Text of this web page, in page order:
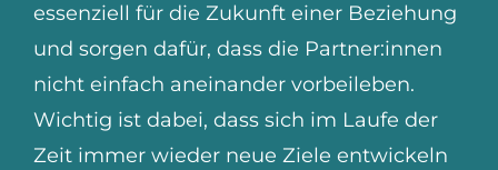
essenziell für die Zukunft einer Beziehung
und sorgen dafür, dass die Partner:innen
nicht einfach aneinander vorbeileben.
Wichtig ist dabei, dass sich im Laufe der
Zeit immer wieder neue Ziele entwickeln